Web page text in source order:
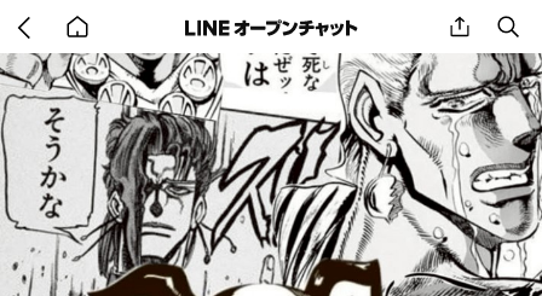
back
to
home
share